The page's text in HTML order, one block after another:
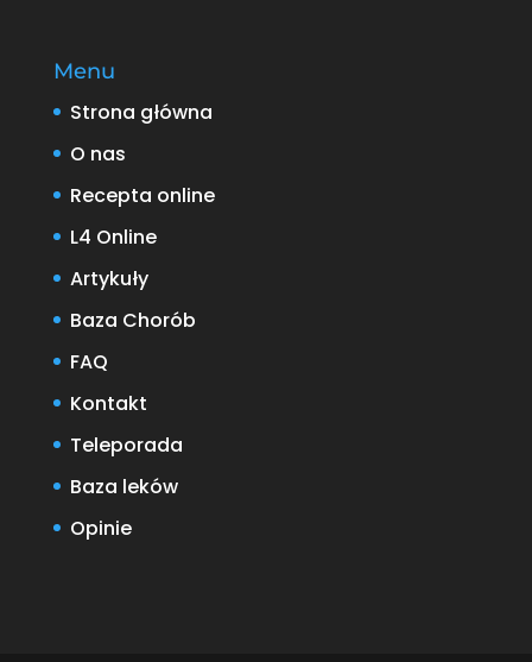
Menu
Strona główna
O nas
Recepta online
L4 Online
Artykuły
Baza Chorób
FAQ
Kontakt
Teleporada
Baza leków
Opinie